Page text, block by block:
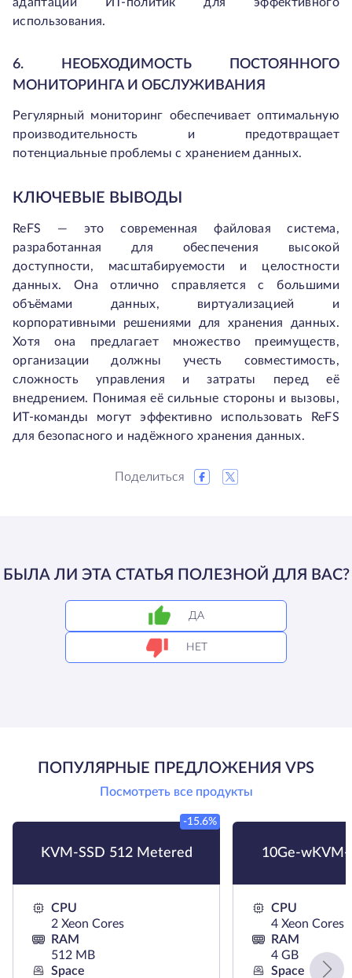
использования.
6. НЕОБХОДИМОСТЬ ПОСТОЯННОГО
МОНИТОРИНГА И ОБСЛУЖИВАНИЯ
Регулярный мониторинг обеспечивает оптимальную
производительность и предотвращает
потенциальные проблемы с хранением данных.
КЛЮЧЕВЫЕ ВЫВОДЫ
ReFS — это современная файловая система,
разработанная для обеспечения высокой
доступности, масштабируемости и целостности
данных. Она отлично справляется с большими
объёмами данных, виртуализацией и
корпоративными решениями для хранения данных.
Хотя она предлагает множество преимуществ,
организации должны учесть совместимость,
сложность управления и затраты перед её
внедрением. Понимая её сильные стороны и вызовы,
ИТ-команды могут эффективно использовать ReFS
для безопасного и надёжного хранения данных.
Поделиться
БЫЛА ЛИ ЭТА СТАТЬЯ ПОЛЕЗНОЙ ДЛЯ ВАС?
ДА
НЕТ
ПОПУЛЯРНЫЕ ПРЕДЛОЖЕНИЯ VPS
Посмотреть все продукты
KVM-SSD 512 Metered
-15.6%
CPU
2 Xeon Cores
RAM
512 MB
Space
10Ge-wKVM-
CPU
4 Xeon Cores
RAM
4 GB
Space